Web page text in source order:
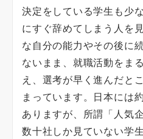
決定をしている学生も少
にすぐ辞めてしまう人を
な自分の能力やその後に
ないまま、就職活動をま
え、選考が早く進んだと
まっています。日本には
ありますが、所謂「人気
数十社しか見ていない学